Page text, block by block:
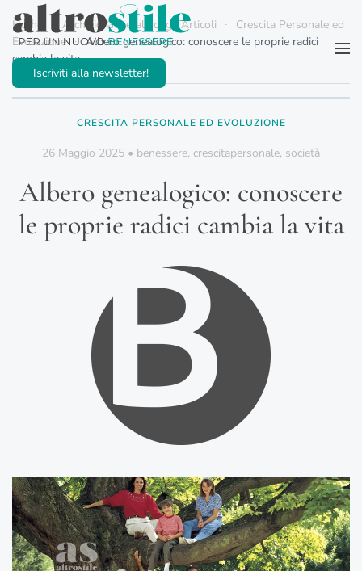
Passa al contenuto principale
Iscriviti alla newsletter!
Home Archivio Generale degli Articoli
Crescita Personale ed
Evoluzione
Albero genealogico: conoscere le proprie radici
cambia la vita
CRESCITA PERSONALE ED EVOLUZIONE
26 Maggio 2025 • benessere, crescitapersonale, società
Albero genealogico: conoscere
le proprie radici cambia la vita